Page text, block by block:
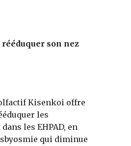
son nez
Kisenkoi offre
les
les EHPAD, en
qui diminue